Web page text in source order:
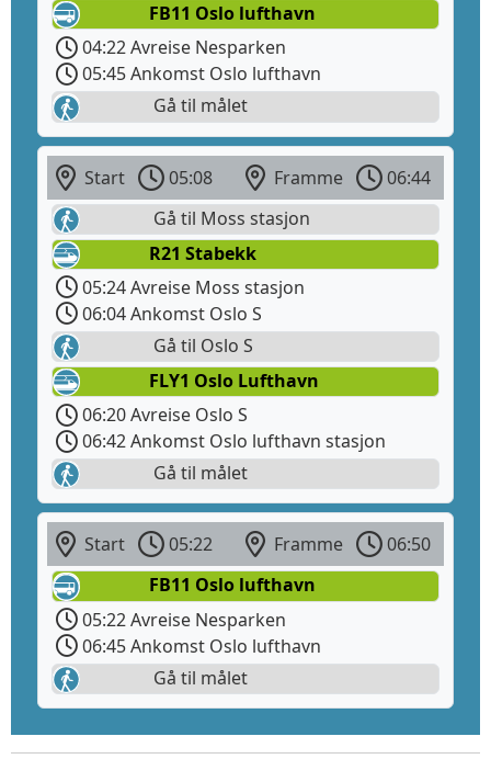
FB11 Oslo lufthavn
04:22 Avreise Nesparken
05:45 Ankomst Oslo lufthavn
Gå til målet
Start 05:08 Framme
06:44
Gå til Moss stasjon
R21 Stabekk
05:24 Avreise Moss stasjon
06:04 Ankomst Oslo S
Gå til Oslo S
FLY1 Oslo Lufthavn
06:20 Avreise Oslo S
06:42 Ankomst Oslo lufthavn stasjon
Gå til målet
Start 05:22 Framme
06:50
FB11 Oslo lufthavn
05:22 Avreise Nesparken
06:45 Ankomst Oslo lufthavn
Gå til målet